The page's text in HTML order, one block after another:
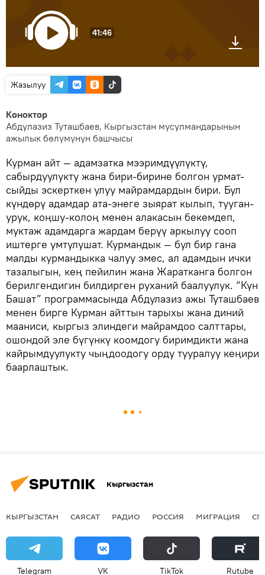
41:46
Жазылуу
Коноктор
Абдулазиз Туташбаев, Кыргызстан мусулмандарынын
ажылык бөлүмүнүн башчысы
Курман айт — адамзатка мээримдүүлүктү,
сабырдуулукту жана бири-бирине болгон урмат-
сыйды эскерткен улуу майрамдардын бири. Бул
күндөрү адамдар ата-энеге зыярат кылып, тууган-
урук, коңшу-колоң менен алакасын бекемдеп,
муктаж адамдарга жардам берүү аркылуу сооп
иштерге умтулушат. Курмандык — бул бир гана
малды курмандыкка чалуу эмес, ал адамдын ички
тазалыгын, кең пейилин жана Жаратканга болгон
берилгендигин билдирген руханий баалуулук. “Күн
Башат” программасында Абдулазиз ажы Туташбаев
менен бирге Курман айттын тарыхы жана диний
мааниси, кыргыз элиндеги майрамдоо салттары,
ошондой эле бүгүнкү коомдогу биримдикти жана
кайрымдуулукту чыңдоодогу орду тууралуу кеңири
баарлаштык.
Кыргызстан
КЫРГЫЗСТАН САЯСАТ РАДИО РОССИЯ МИГРАЦИЯ
Telegram VK ТikТоk Rutube